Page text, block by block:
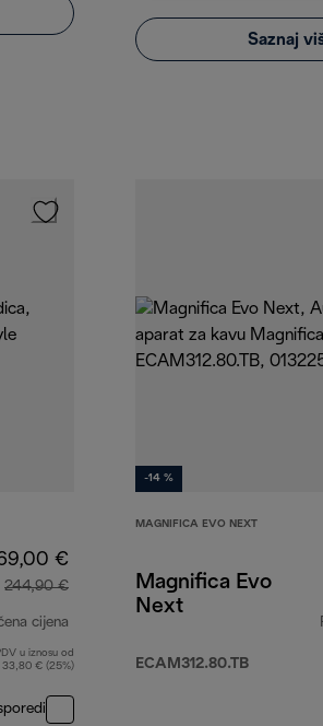
Saznaj
€
244,90 €
cijena
izvorna cijena 244,90 €
u iznosu od
33,80 € (25%)
-14 %
MAGNIFICA EVO NEXT
Magnifica Evo
Next
ECAM312.80.TB